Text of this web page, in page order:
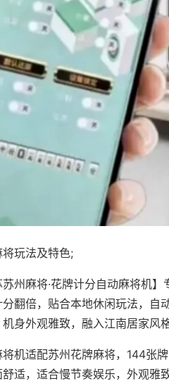
玩法及特色;
苏州麻将·花牌计分自动麻将机
翻倍，贴合本地休闲玩法，自
身外观雅致，融入江南居家风
机适配苏州花牌麻将，144张
适，适合慢节奏娱乐，外观雅